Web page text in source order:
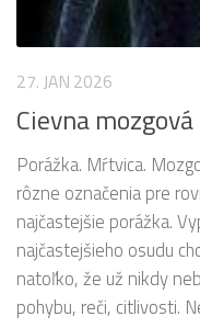
27. JAN 2026
Cievna
Porážka. Mŕtvica.
rôzne označenia pre
najčastejšie porážka.
najčastejšieho osudu
natoľko, že už nikdy
pohybu, reči, citlivosti.